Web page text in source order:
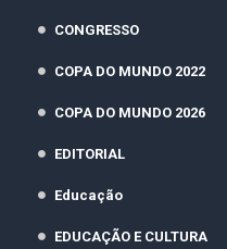
CONGRESSO
COPA DO MUNDO 2022
COPA DO MUNDO 2026
EDITORIAL
Educação
EDUCAÇÃO E CULTURA